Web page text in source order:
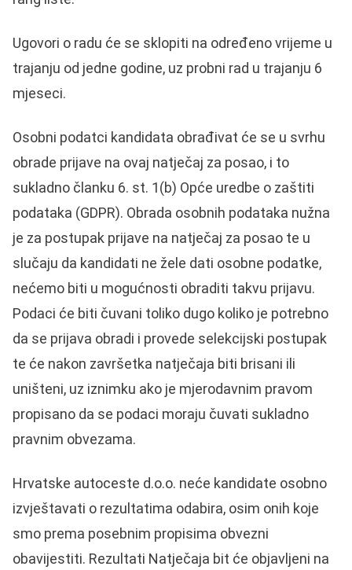
Ugovori o radu će se sklopiti na određeno vrijeme u
trajanju od jedne godine, uz probni rad u trajanju 6
mjeseci.
Osobni podatci kandidata obrađivat će se u svrhu
obrade prijave na ovaj natječaj za posao, i to
sukladno članku 6. st. 1(b) Opće uredbe o zaštiti
podataka (GDPR). Obrada osobnih podataka nužna
je za postupak prijave na natječaj za posao te u
slučaju da kandidati ne žele dati osobne podatke,
nećemo biti u mogućnosti obraditi takvu prijavu.
Podaci će biti čuvani toliko dugo koliko je potrebno
da se prijava obradi i provede selekcijski postupak
te će nakon završetka natječaja biti brisani ili
uništeni, uz iznimku ako je mjerodavnim pravom
propisano da se podaci moraju čuvati sukladno
pravnim obvezama.
Hrvatske autoceste d.o.o. neće kandidate osobno
izvještavati o rezultatima odabira, osim onih koje
smo prema posebnim propisima obvezni
obavijestiti. Rezultati Natječaja bit će objavljeni na